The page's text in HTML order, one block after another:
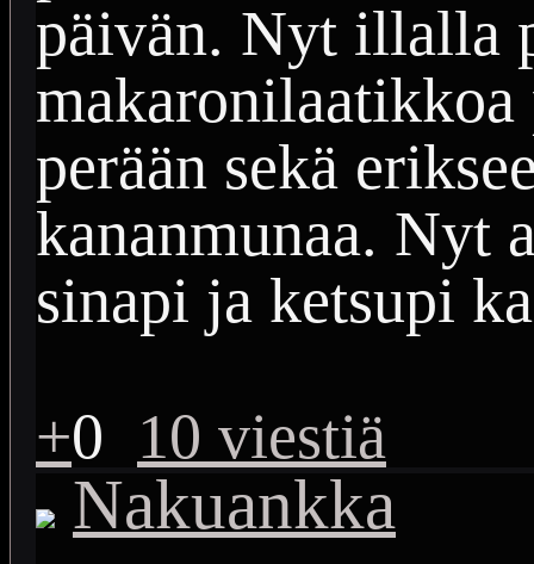
päivän. Nyt illalla
makaronilaatikkoa
perään sekä
kananmunaa. Nyt
sinapi ja ketsupi
+0 10 viestiä
Nakuankka